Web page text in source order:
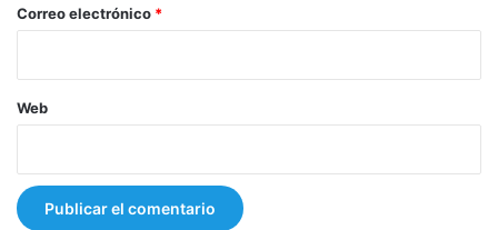
*
Correo electrónico *
Web